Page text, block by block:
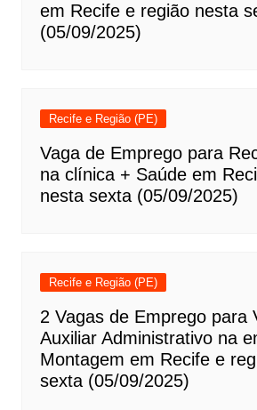
em Recife e região nesta
(05/09/2025)
Recife e Região (PE)
Vaga de Emprego para
na clínica + Saúde em
nesta sexta (05/09/2025)
Recife e Região (PE)
2 Vagas de Emprego para
Auxiliar Administrativo na
Montagem em Recife e
sexta (05/09/2025)